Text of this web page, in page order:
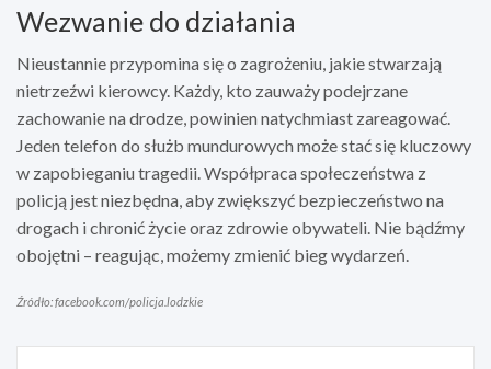
Wezwanie do działania
Nieustannie przypomina się o zagrożeniu, jakie stwarzają
nietrzeźwi kierowcy. Każdy, kto zauważy podejrzane
zachowanie na drodze, powinien natychmiast zareagować.
Jeden telefon do służb mundurowych może stać się kluczowy
w zapobieganiu tragedii. Współpraca społeczeństwa z
policją jest niezbędna, aby zwiększyć bezpieczeństwo na
drogach i chronić życie oraz zdrowie obywateli. Nie bądźmy
obojętni – reagując, możemy zmienić bieg wydarzeń.
Źródło: facebook.com/policja.lodzkie